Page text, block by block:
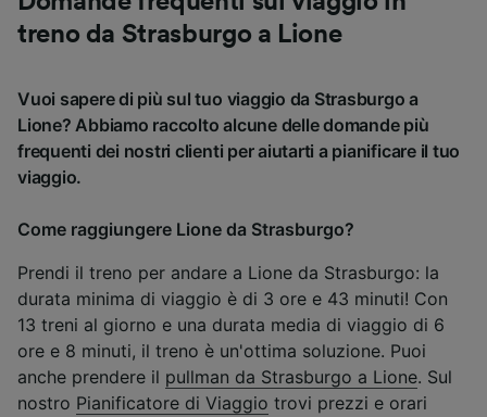
treno da Strasburgo a Lione
Vuoi sapere di più sul tuo viaggio da Strasburgo a
Lione? Abbiamo raccolto alcune delle domande più
frequenti dei nostri clienti per aiutarti a pianificare il tuo
viaggio.
Come raggiungere Lione da Strasburgo?
Prendi il treno per andare a Lione da Strasburgo: la
durata minima di viaggio è di 3 ore e 43 minuti! Con
13 treni al giorno e una durata media di viaggio di 6
ore e 8 minuti, il treno è un'ottima soluzione. Puoi
anche prendere il pullman da Strasburgo a Lione. Sul
nostro Pianificatore di Viaggio trovi prezzi e orari